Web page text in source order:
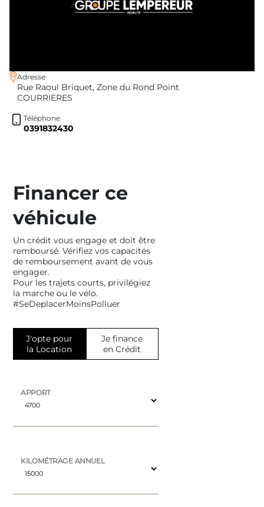
Adresse
Rue Raoul Briquet, Zone du Rond Point
COURRIERES
Téléphone
0391832430
Financer ce
véhicule
Un crédit vous engage et doit être
remboursé. Vérifiez vos capacités
de remboursement avant de vous
engager.
Pour les trajets courts, privilégiez
la marche ou le vélo.
#SeDeplacerMoinsPolluer
J'opte pour
la Location
Je finance
en Crédit
APPORT
KILOMÉTRAGE ANNUEL